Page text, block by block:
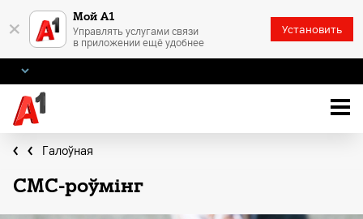
× Мой А1
Управлять услугами связи
в приложении ещё удобнее
Установить
Галоўная
СМС-роўмінг